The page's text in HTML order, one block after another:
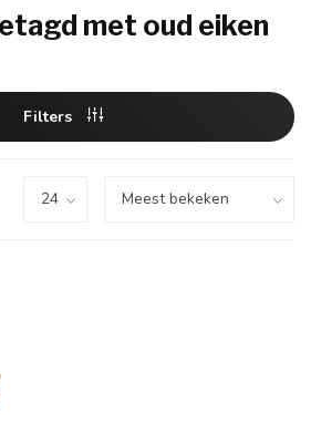
met oud eiken
Filters